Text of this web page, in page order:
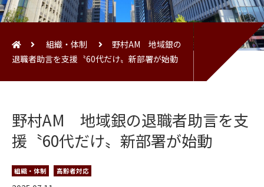
組織・体制
野村AM 地域銀の
退職者助言を支援〝60代だけ〟新部署が始動
野村AM 地域銀の退職者助言を支
援〝60代だけ〟新部署が始動
組織・体制 高齢者対応